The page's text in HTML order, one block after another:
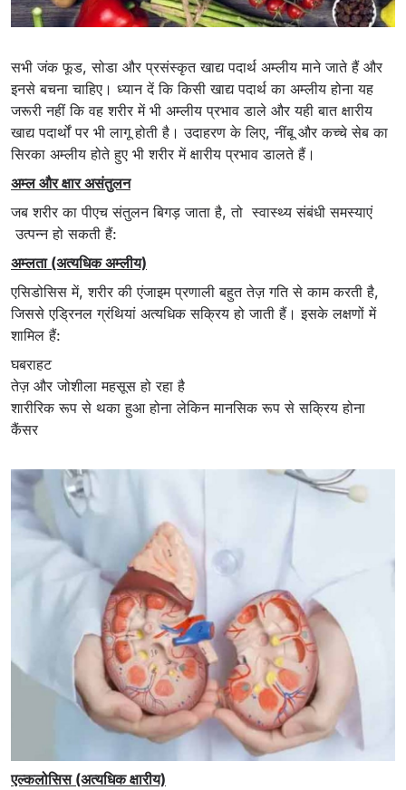
सभी जंक फूड, सोडा और प्रसंस्कृत खाद्य पदार्थ अम्लीय माने जाते हैं और
इनसे बचना चाहिए। ध्यान दें कि किसी खाद्य पदार्थ का अम्लीय होना यह
जरूरी नहीं कि वह शरीर में भी अम्लीय प्रभाव डाले और यही बात क्षारीय
खाद्य पदार्थों पर भी लागू होती है। उदाहरण के लिए, नींबू और कच्चे सेब का
सिरका अम्लीय होते हुए भी शरीर में क्षारीय प्रभाव डालते हैं।
अम्ल और क्षार असंतुलन
जब शरीर का पीएच संतुलन बिगड़ जाता है, तो स्वास्थ्य संबंधी समस्याएं
उत्पन्न हो सकती हैं:
अम्लता (अत्यधिक अम्लीय)
एसिडोसिस में, शरीर की एंजाइम प्रणाली बहुत तेज़ गति से काम करती है,
जिससे एड्रिनल ग्रंथियां अत्यधिक सक्रिय हो जाती हैं। इसके लक्षणों में
शामिल हैं:
घबराहट
तेज़ और जोशीला महसूस हो रहा है
शारीरिक रूप से थका हुआ होना लेकिन मानसिक रूप से सक्रिय होना
कैंसर
एल्कलोसिस (अत्यधिक क्षारीय)